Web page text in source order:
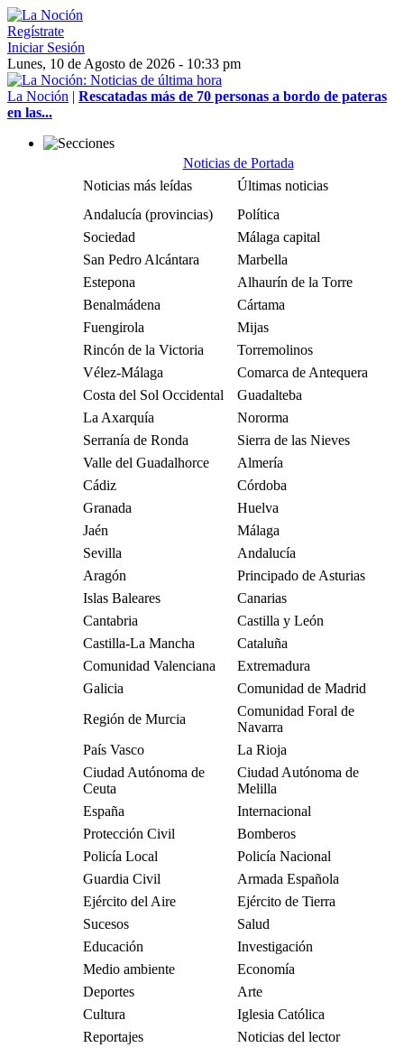
Regístrate
Iniciar Sesión
Lunes, 10 de Agosto de 2026 - 10:33 pm
La Noción | Rescatadas más de 70 personas a bordo de pateras
en las...
Noticias de Portada
Noticias más leídas
Últimas noticias
Andalucía (provincias)
Política
Sociedad
Málaga capital
San Pedro Alcántara
Marbella
Estepona
Alhaurín de la Torre
Benalmádena
Cártama
Fuengirola
Mijas
Rincón de la Victoria
Torremolinos
Vélez-Málaga
Comarca de Antequera
Costa del Sol Occidental
Guadalteba
La Axarquía
Nororma
Serranía de Ronda
Sierra de las Nieves
Valle del Guadalhorce
Almería
Cádiz
Córdoba
Granada
Huelva
Jaén
Málaga
Sevilla
Andalucía
Aragón
Principado de Asturias
Islas Baleares
Canarias
Cantabria
Castilla y León
Castilla-La Mancha
Cataluña
Comunidad Valenciana
Extremadura
Galicia
Comunidad de Madrid
Región de Murcia
Comunidad Foral de
Navarra
País Vasco
La Rioja
Ciudad Autónoma de
Ceuta
Ciudad Autónoma de
Melilla
España
Internacional
Protección Civil
Bomberos
Policía Local
Policía Nacional
Guardia Civil
Armada Española
Ejército del Aire
Ejército de Tierra
Sucesos
Salud
Educación
Investigación
Medio ambiente
Economía
Deportes
Arte
Cultura
Iglesia Católica
Reportajes
Noticias del lector